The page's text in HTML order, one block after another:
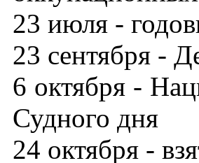
23 июля -
23 сентября -
6 октября -
Судного дня
24 октября -